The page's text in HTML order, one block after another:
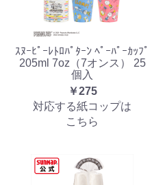
ｽﾇｰﾋﾟｰﾚﾄﾛﾊﾟﾀｰﾝ ﾍﾟｰﾊﾟｰｶｯﾌﾟ
205ml 7oz（7オンス） 25
個入
￥275
対応する紙コップは
こちら